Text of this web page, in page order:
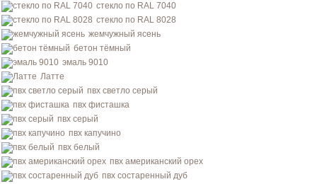
стекло по RAL 7040
стекло по RAL 8028
жемчужный ясень
бетон тёмный
эмаль 9010
Латте
пвх светло серый
пвх фисташка
пвх серый
пвх капучино
пвх белый
пвх американский орех
пвх состаренный дуб